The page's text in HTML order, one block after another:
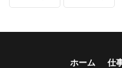
ホーム 仕